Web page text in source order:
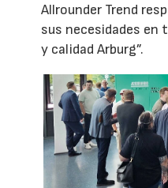
Allrounder Trend
sus necesidades en
y calidad Arburg”.